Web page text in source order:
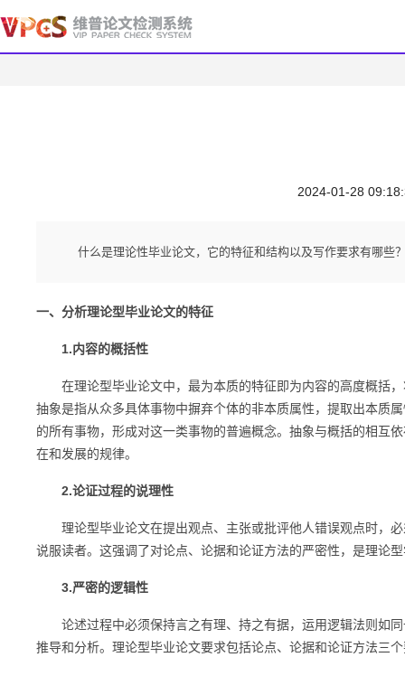
2024-01-28
什么是理论性毕业论文，它的特征和结构以及写作要求有哪些
一、分析理论型毕业论文的特征
1.内容的概括性
在理论型毕业论文中，最为本质的特征即为内容的高度概括，
抽象是指从众多具体事物中摒弃个体的非本质属性，提取出本质
的所有事物，形成对这一类事物的普遍概念。抽象与概括的相互
在和发展的规律。
2.论证过程的说理性
理论型毕业论文在提出观点、主张或批评他人错误观点时，必
说服读者。这强调了对论点、论据和论证方法的严密性，是理论
3.严密的逻辑性
论述过程中必须保持言之有理、持之有据，运用逻辑法则如同
推导和分析。理论型毕业论文要求包括论点、论据和论证方法三